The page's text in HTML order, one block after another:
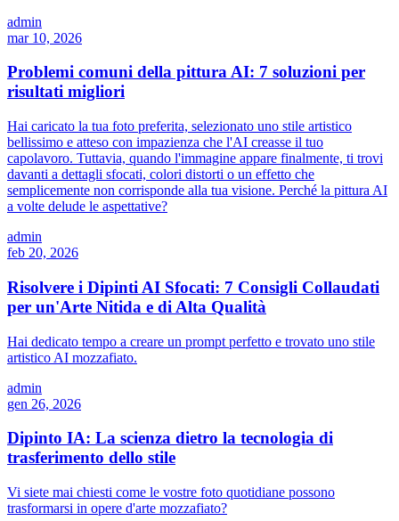
admin
mar 10, 2026
Problemi comuni della pittura AI: 7 soluzioni per
risultati migliori
Hai caricato la tua foto preferita, selezionato uno stile artistico
bellissimo e atteso con impazienza che l'AI creasse il tuo
capolavoro. Tuttavia, quando l'immagine appare finalmente, ti trovi
davanti a dettagli sfocati, colori distorti o un effetto che
semplicemente non corrisponde alla tua visione. Perché la pittura AI
a volte delude le aspettative?
admin
feb 20, 2026
Risolvere i Dipinti AI Sfocati: 7 Consigli Collaudati
per un'Arte Nitida e di Alta Qualità
Hai dedicato tempo a creare un prompt perfetto e trovato uno stile
artistico AI mozzafiato.
admin
gen 26, 2026
Dipinto IA: La scienza dietro la tecnologia di
trasferimento dello stile
Vi siete mai chiesti come le vostre foto quotidiane possono
trasformarsi in opere d'arte mozzafiato?